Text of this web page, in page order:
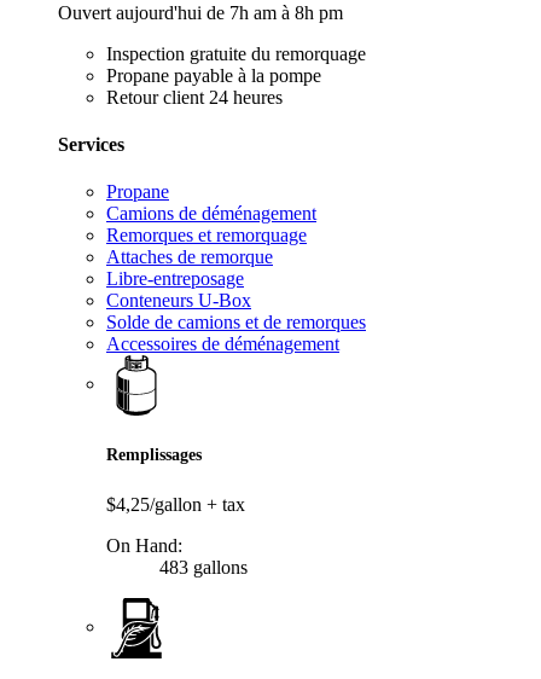
Ouvert aujourd'hui de 7h am à 8h pm
Inspection gratuite du remorquage
Propane payable à la pompe
Retour client 24 heures
Services
Propane
Camions de déménagement
Remorques et remorquage
Attaches de remorque
Libre-entreposage
Conteneurs U-Box
Solde de camions et de remorques
Accessoires de déménagement
Remplissages
$4,25/gallon + tax
On Hand:
483 gallons